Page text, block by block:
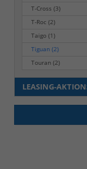
T-Cross(3)
T-Roc(2)
Taigo(1)
Tiguan(2)
Touran(2)
LEASING-